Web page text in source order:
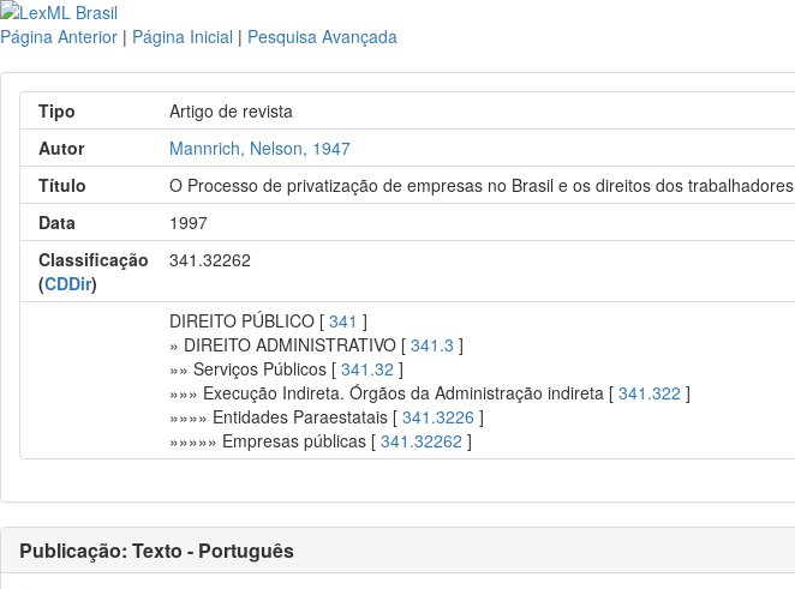
Página Anterior | Página Inicial | Pesquisa Avançada
Tipo
Artigo de revista
Autor
Mannrich, Nelson, 1947
Título
O Processo de privatização de empresas no Brasil e os direitos dos trabalhadores
Data
1997
Classificação
(CDDir)
341.32262
DIREITO PÚBLICO [341 ]
» DIREITO ADMINISTRATIVO [341.3 ]
»» Serviços Públicos [341.32 ]
»»» Execução Indireta. Órgãos da Administração indireta [341.322 ]
»»»» Entidades Paraestatais [341.3226 ]
»»»»» Empresas públicas [341.32262 ]
Publicação: Texto - Português